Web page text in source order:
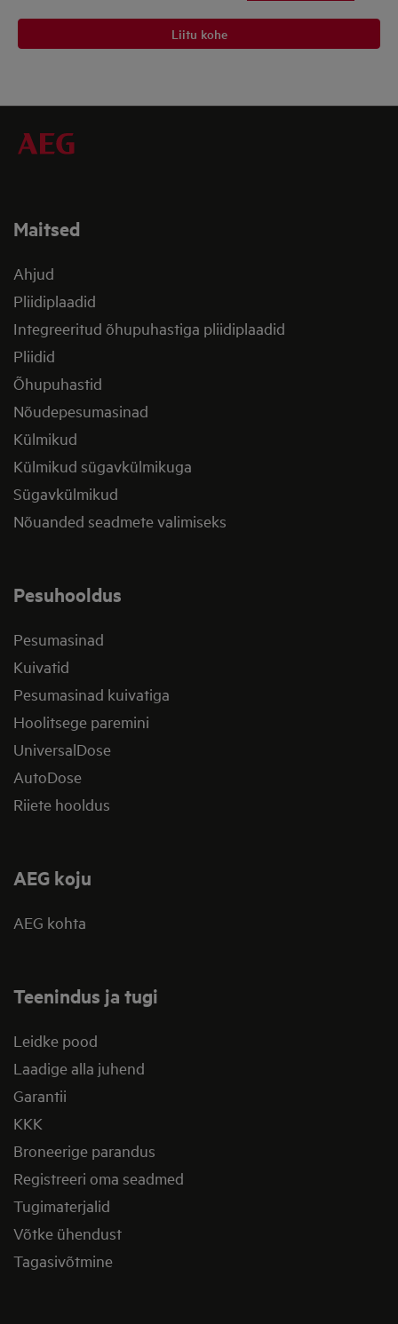
Liitu kohe
Maitsed
Ahjud
Pliidiplaadid
Integreeritud õhupuhastiga pliidiplaadid
Pliidid
Õhupuhastid
Nõudepesumasinad
Külmikud
Külmikud sügavkülmikuga
Sügavkülmikud
Nõuanded seadmete valimiseks
Pesuhooldus
Pesumasinad
Kuivatid
Pesumasinad kuivatiga
Hoolitsege paremini
UniversalDose
AutoDose
Riiete hooldus
AEG koju
AEG kohta
Teenindus ja tugi
Leidke pood
Laadige alla juhend
Garantii
KKK
Broneerige parandus
Registreeri oma seadmed
Tugimaterjalid
Võtke ühendust
Tagasivõtmine